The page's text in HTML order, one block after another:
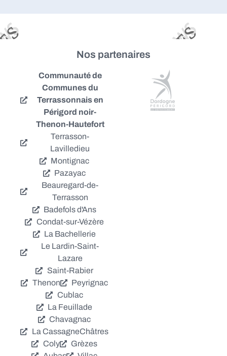
Nos partenaires
Communauté de
Communes du
Terrassonnais en
Périgord noir-
Thenon-Hautefort
Terrasson-
Lavilledieu
Montignac
Pazayac
Beauregard-de-
Terrasson
Badefols d'Ans
Condat-sur-Vézère
La Bachellerie
Le Lardin-Saint-
Lazare
Saint-Rabier
Thenon
Peyrignac
Cublac
La Feuillade
Chavagnac
La CassagneChâtres
Coly
Grèzes